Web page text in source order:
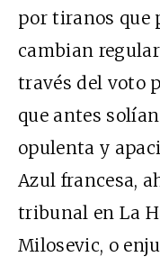
por tiranos que
cambian
través del voto
que antes
opulenta y
Azul francesa,
tribunal en La
Milosevic, o